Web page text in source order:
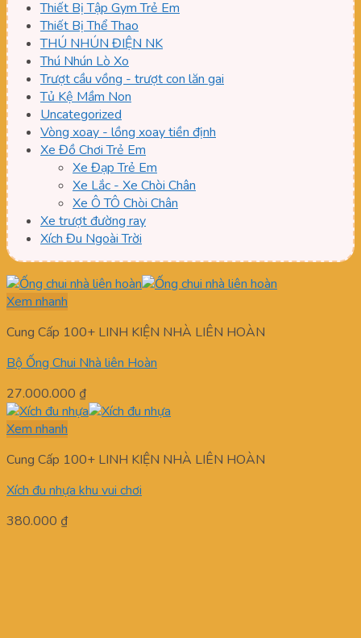
Thiết Bị Tập Gym Trẻ Em
Thiết Bị Thể Thao
THÚ NHÚN ĐIỆN NK
Thú Nhún Lò Xo
Trượt cầu vồng - trượt con lăn gai
Tủ Kệ Mầm Non
Uncategorized
Vòng xoay - lồng xoay tiền định
Xe Đồ Chơi Trẻ Em
Xe Đạp Trẻ Em
Xe Lắc - Xe Chòi Chân
Xe Ô TÔ Chòi Chân
Xe trượt đường ray
Xích Đu Ngoài Trời
Xem nhanh
Cung Cấp 100+ LINH KIỆN NHÀ LIÊN HOÀN
Bộ Ống Chui Nhà liên Hoàn
27.000.000 ₫
Xem nhanh
Cung Cấp 100+ LINH KIỆN NHÀ LIÊN HOÀN
Xích đu nhựa khu vui chơi
380.000 ₫